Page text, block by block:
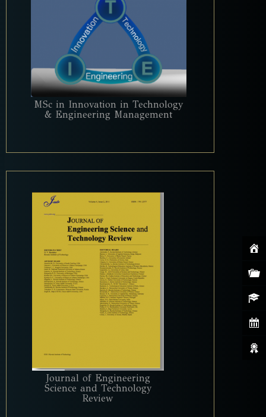
MSc in Innovation in Technology
& Engineering Management
Journal of Engineering
Science and Technology
Review